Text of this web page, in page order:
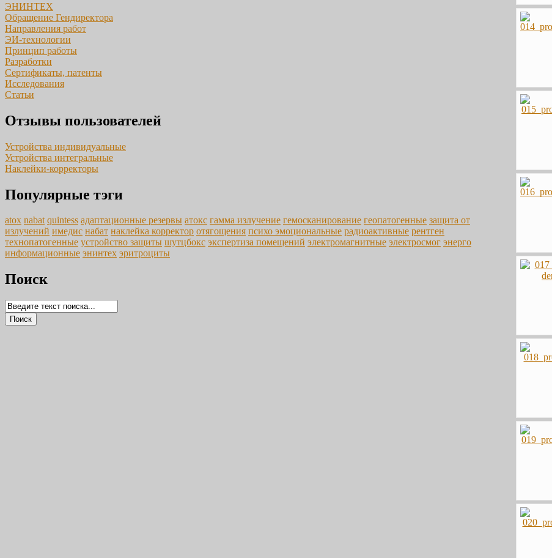
ЭНИНТЕХ
Обращение Гендиректора
Направления работ
ЭИ-технологии
Принцип работы
Разработки
Сертификаты, патенты
Исследования
Статьи
Отзывы пользователей
Устройства индивидуальные
Устройства интегральные
Наклейки-корректоры
Популярные тэги
atox nabat quintess адаптационные резервы атокс гамма излучение гемосканирование геопатогенные защита от
излучений имедис набат наклейка корректор отягощения психо эмоциональные радиоактивные рентген
технопатогенные устройство защиты шутцбокс экспертиза помещений электромагнитные электросмог энерго
информационные энинтех эритроциты
Поиск